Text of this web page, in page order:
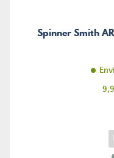
Spinner Smith